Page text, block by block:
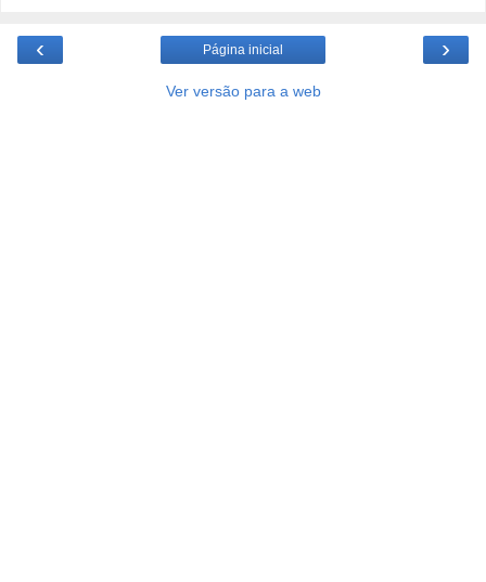
‹ ›
Página inicial
Ver versão para a web